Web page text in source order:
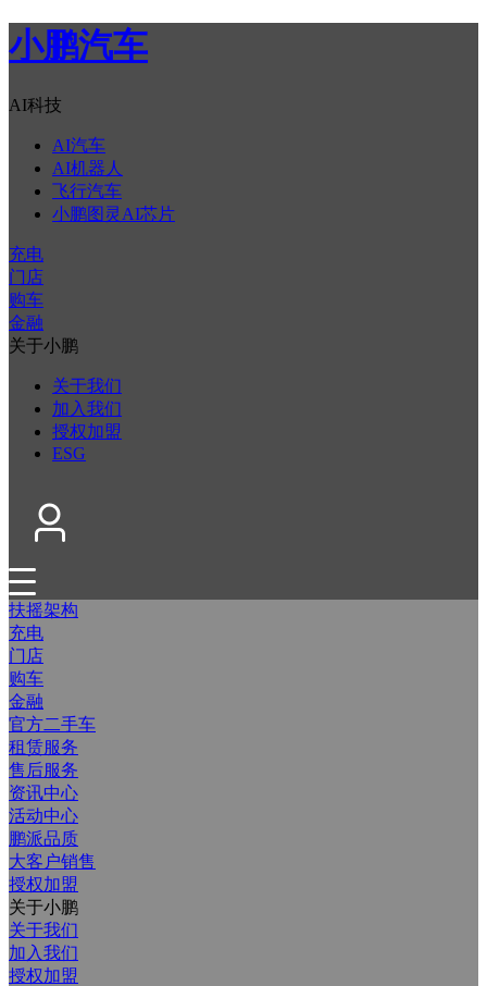
小鹏汽车
AI科技
AI汽车
AI机器人
飞行汽车
小鹏图灵AI芯片
充电
门店
购车
金融
关于小鹏
关于我们
加入我们
授权加盟
ESG
扶摇架构
充电
门店
购车
金融
官方二手车
租赁服务
售后服务
资讯中心
活动中心
鹏派品质
大客户销售
授权加盟
关于小鹏
关于我们
加入我们
授权加盟